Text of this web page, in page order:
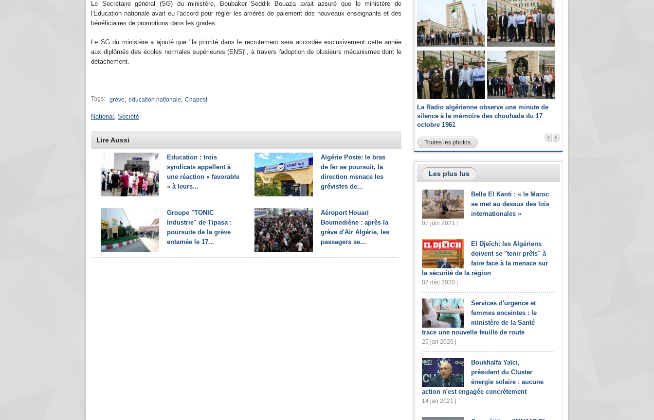
Le Secrétaire général (SG) du ministère, Boubaker Seddik Bouaza avait assuré que le ministère de
l'Education nationale avait eu l'accord pour régler les arriérés de paiement des nouveaux enseignants et des
bénéficiaires de promotions dans les grades.
Le SG du ministère a ajouté que "la priorité dans le recrutement sera accordée exclusivement cette année
aux diplômés des écoles normales supérieures (ENS)", à travers l'adoption de plusieurs mécanismes dont le
détachement.
Tags: grève, éducation nationale, Cnapest
National , Société
Lire Aussi
Education : trois
syndicats appellent à
une réaction « favorable
» à leurs...
Algérie Poste: le bras
de fer se poursuit, la
direction menace les
grévistes de...
Groupe "TONIC
Industrie" de Tipasa :
poursuite de la grève
entamée le 17...
Aéroport Houari
Boumediène : après la
grève d'Air Algérie, les
passagers se...
La Radio algérienne observe une minute de
silence à la mémoire des chouhada du 17
octobre 1961
Toutes les photos
Les plus lus
Bella El Kanti : « le Maroc
se met au dessus des lois
internationales »
07 juin 2021 |
El Djeïch: les Algériens
doivent se "tenir prêts" à
faire face à la menace sur
la sécurité de la région
07 déc 2020 |
Services d'urgence et
femmes enceintes : le
ministère de la Santé
trace une nouvelle feuille de route
25 jan 2020 |
Boukhalfa Yaïci,
président du Cluster
énergie solaire : aucune
action n'est engagée concrètement
14 jan 2021 |